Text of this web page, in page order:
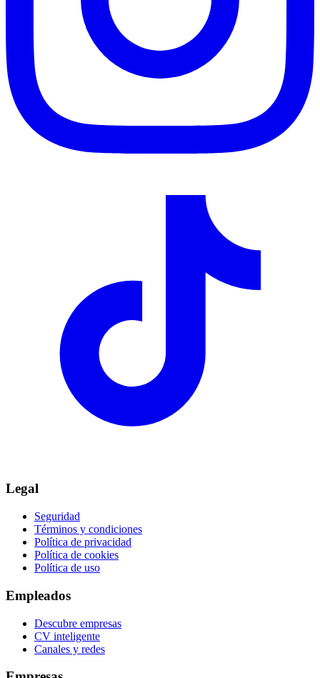
Legal
Seguridad
Términos y condiciones
Política de privacidad
Política de cookies
Política de uso
Empleados
Descubre empresas
CV inteligente
Canales y redes